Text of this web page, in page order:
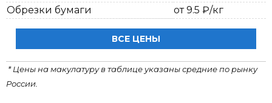
Обрезки бумаги
от 9.5 ₽/кг
ВСЕ ЦЕНЫ
* Цены на макулатуру в таблице указаны средние по рынку
России.